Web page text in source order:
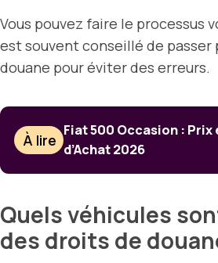
Vous pouvez faire le processus
est souvent conseillé de passer
douane pour éviter des erreurs.
À lire
Fiat 500 Occasion :
d’Achat 2026
Quels véhicules
des droits de